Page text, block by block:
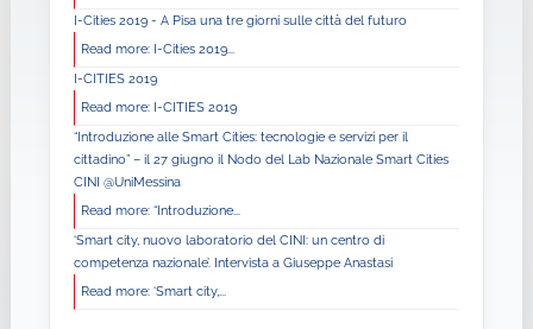
I-Cities 2019 - A Pisa una tre giorni sulle città del futuro
Read more: I-Cities 2019...
I-CITIES 2019
Read more: I-CITIES 2019
“Introduzione alle Smart Cities: tecnologie e servizi per il
cittadino” – il 27 giugno il Nodo del Lab Nazionale Smart Cities
CINI @UniMessina
Read more: “Introduzione...
‘Smart city, nuovo laboratorio del CINI: un centro di
competenza nazionale’. Intervista a Giuseppe Anastasi
Read more: ‘Smart city,...